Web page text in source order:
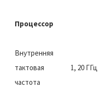
Процессор
Внутренняя
тактовая
частота
1, 20 ГГц